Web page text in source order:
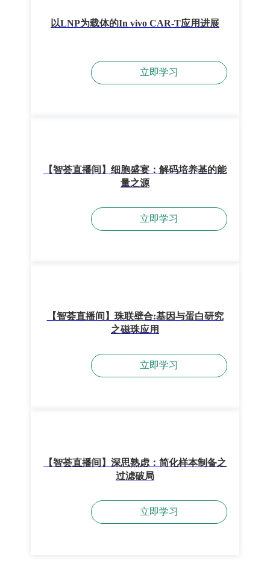
以LNP为载体的In vivo CAR-T应用进展
立即学习
【智荟直播间】细胞盛宴：解码培养基的能
量之源
立即学习
【智荟直播间】珠联壁合:基因与蛋白研究
之磁珠应用
立即学习
【智荟直播间】深思熟虑：简化样本制备之
过滤破局
立即学习